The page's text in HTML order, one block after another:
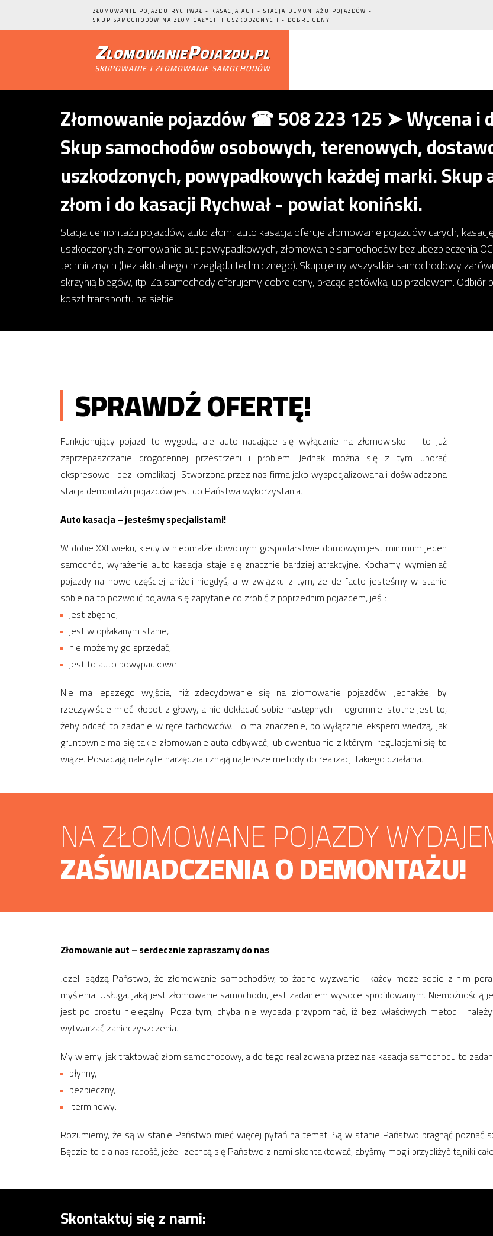
ZŁOMOWANIE POJAZDU RYCHWAŁ - KASACJA AUT - STACJA DEMONTAŻU POJAZDÓW -
SKUP SAMOCHODÓW NA ZŁOM CAŁYCH I USZKODZONYCH - DOBRE CENY!
ZlomowaniePojazdu.pl
skupowanie i złomowanie samochodów
Złomowanie pojazdów ☎ 508 223 125 ➤ Wycena i
Skup samochodów osobowych, terenowych,
uszkodzonych, powypadkowych każdej marki.
złom i do kasacji Rychwał - powiat koniński.
Stacja demontażu pojazdów, auto złom, auto kasacja oferuje złomowanie pojazdów całych,
uszkodzonych, złomowanie aut powypadkowych, złomowanie samochodów bez ubezpieczenia
technicznych (bez aktualnego przeglądu technicznego). Skupujemy wszystkie samochodowy
skrzynią biegów, itp. Za samochody oferujemy dobre ceny, płacąc gotówką lub przelewem.
koszt transportu na siebie.
SPRAWDŹ OFERTĘ!
Funkcjonujący pojazd to wygoda, ale auto nadające się wyłącznie na złomowisko – to już
zaprzepaszczanie drogocennej przestrzeni i problem. Jednak można się z tym uporać
ekspresowo i bez komplikacji! Stworzona przez nas firma jako wyspecjalizowana i doświadczona
stacja demontażu pojazdów jest do Państwa wykorzystania.
Auto kasacja – jesteśmy specjalistami!
W dobie XXI wieku, kiedy w nieomalże dowolnym gospodarstwie domowym jest minimum jeden
samochód, wyrażenie auto kasacja staje się znacznie bardziej atrakcyjne. Kochamy wymieniać
pojazdy na nowe częściej aniżeli niegdyś, a w związku z tym, że de facto jesteśmy w stanie
sobie na to pozwolić pojawia się zapytanie co zrobić z poprzednim pojazdem, jeśli:
jest zbędne,
jest w opłakanym stanie,
nie możemy go sprzedać,
jest to auto powypadkowe.
Nie ma lepszego wyjścia, niż zdecydowanie się na złomowanie pojazdów. Jednakże, by
rzeczywiście mieć kłopot z głowy, a nie dokładać sobie następnych – ogromnie istotne jest to,
żeby oddać to zadanie w ręce fachowców. To ma znaczenie, bo wyłącznie eksperci wiedzą, jak
gruntownie ma się takie złomowanie auta odbywać, lub ewentualnie z którymi regulacjami się to
wiąże. Posiadają należyte narzędzia i znają najlepsze metody do realizacji takiego działania.
NA ZŁOMOWANE POJAZDY
ZAŚWIADCZENIA O DEMONTAŻU!
Złomowanie aut – serdecznie zapraszamy do nas
Jeżeli sądzą Państwo, że złomowanie samochodów, to żadne wyzwanie i każdy może sobie z nim
myślenia. Usługa, jaką jest złomowanie samochodu, jest zadaniem wysoce sprofilowanym.
jest po prostu nielegalny. Poza tym, chyba nie wypada przypominać, iż bez właściwych metod i
wytwarzać zanieczyszczenia.
My wiemy, jak traktować złom samochodowy, a do tego realizowana przez nas kasacja samochodu to
płynny,
bezpieczny,
terminowy.
Rozumiemy, że są w stanie Państwo mieć więcej pytań na temat. Są w stanie Państwo pragnąć poznać
Będzie to dla nas radość, jeżeli zechcą się Państwo z nami skontaktować, abyśmy mogli przybliżyć tajniki
Skontaktuj się z nami: